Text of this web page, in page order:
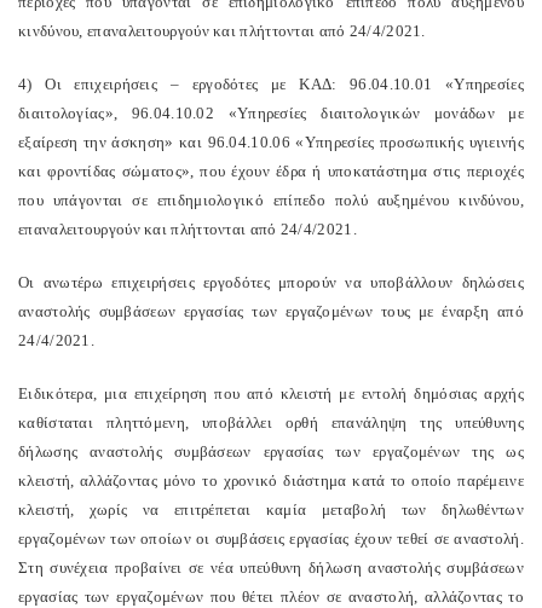
κινδύνου, επαναλειτουργούν και πλήττονται από 24/4/2021.
4) Οι επιχειρήσεις – εργοδότες με ΚΑΔ: 96.04.10.01 «Υπηρεσίες
διαιτολογίας», 96.04.10.02 «Υπηρεσίες διαιτολογικών μονάδων με
εξαίρεση την άσκηση» και 96.04.10.06 «Υπηρεσίες προσωπικής υγιεινής
και φροντίδας σώματος», που έχουν έδρα ή υποκατάστημα στις περιοχές
που υπάγονται σε επιδημιολογικό επίπεδο πολύ αυξημένου κινδύνου,
επαναλειτουργούν και πλήττονται από 24/4/2021.
Οι ανωτέρω επιχειρήσεις εργοδότες μπορούν να υποβάλλουν δηλώσεις
αναστολής συμβάσεων εργασίας των εργαζομένων τους με έναρξη από
24/4/2021.
Ειδικότερα, μια επιχείρηση που από κλειστή με εντολή δημόσιας αρχής
καθίσταται πληττόμενη, υποβάλλει ορθή επανάληψη της υπεύθυνης
δήλωσης αναστολής συμβάσεων εργασίας των εργαζομένων της ως
κλειστή, αλλάζοντας μόνο το χρονικό διάστημα κατά το οποίο παρέμεινε
κλειστή, χωρίς να επιτρέπεται καμία μεταβολή των δηλωθέντων
εργαζομένων των οποίων οι συμβάσεις εργασίας έχουν τεθεί σε αναστολή.
Στη συνέχεια προβαίνει σε νέα υπεύθυνη δήλωση αναστολής συμβάσεων
εργασίας των εργαζομένων που θέτει πλέον σε αναστολή, αλλάζοντας το